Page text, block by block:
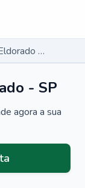
Neurologista em Eldorado - SP
- SP
agora a sua